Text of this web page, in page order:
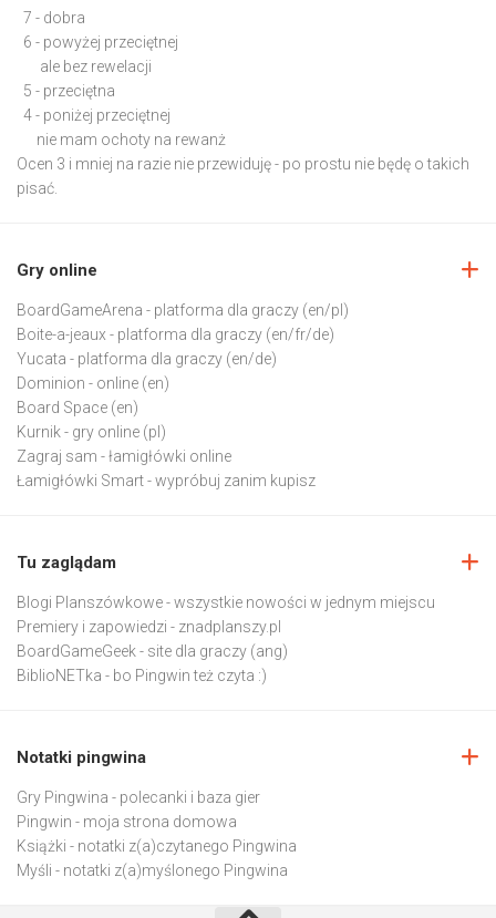
7 - dobra
6 - powyżej przeciętnej
ale bez rewelacji
5 - przeciętna
4 - poniżej przeciętnej
nie mam ochoty na rewanż
Ocen 3 i mniej na razie nie przewiduję - po prostu nie będę o takich
pisać.
Gry online
BoardGameArena - platforma dla graczy (en/pl)
Boite-a-jeaux - platforma dla graczy (en/fr/de)
Yucata - platforma dla graczy (en/de)
Dominion - online (en)
Board Space (en)
Kurnik- gry online (pl)
Zagraj sam - łamigłówki online
Łamigłówki Smart- wypróbuj zanim kupisz
Tu zaglądam
Blogi Planszówkowe- wszystkie nowości w jednym miejscu
Premiery i zapowiedzi - znadplanszy.pl
BoardGameGeek- site dla graczy (ang)
BiblioNETka - bo Pingwin też czyta :)
Notatki pingwina
Gry Pingwina - polecanki i baza gier
Pingwin - moja strona domowa
Książki - notatki z(a)czytanego Pingwina
Myśli - notatki z(a)myślonego Pingwina